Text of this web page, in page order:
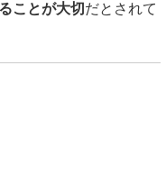
ことが大切 だとされて